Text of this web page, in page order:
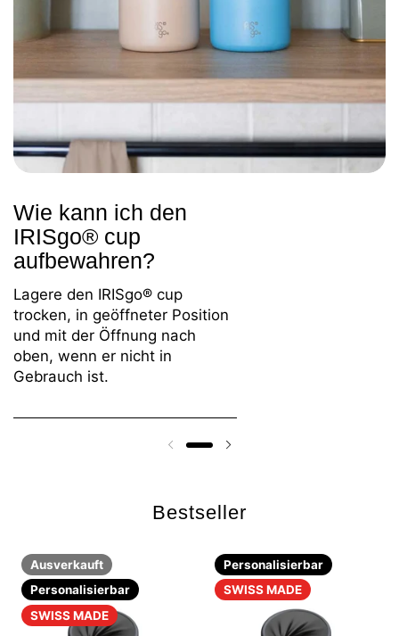
Wie kann ich den
IRISgo® cup
aufbewahren?
Lagere den IRISgo® cup
trocken, in geöffneter Position
und mit der Öffnung nach
oben, wenn er nicht in
Gebrauch ist.
Bestseller
Ausverkauft
Personalisierbar
SWISS MADE
Personalisierbar
SWISS MADE